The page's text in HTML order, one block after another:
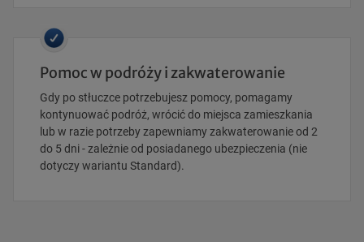
Pomoc w podróży i zakwaterowanie
Gdy po stłuczce potrzebujesz pomocy, pomagamy
kontynuować podróż, wrócić do miejsca zamieszkania
lub w razie potrzeby zapewniamy zakwaterowanie od 2
do 5 dni - zależnie od posiadanego ubezpieczenia (nie
dotyczy wariantu Standard).